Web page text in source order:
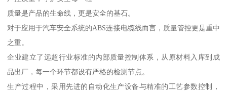
质量是产品的生命线，更是安全的基石。
对于应用于汽车安全系统的ABS连接电缆线而言，质量管控更是重中
之重。
企业建立了远超行业标准的内部质量控制体系，从原材料入库到成
品出厂，每一个环节都设有严格的检测节点。
生产过程中，采用先进的自动化生产设备与精准的工艺参数控制，